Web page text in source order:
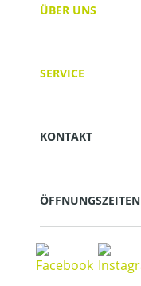
ÜBER UNS
SERVICE
KONTAKT
ÖFFNUNGSZEITEN